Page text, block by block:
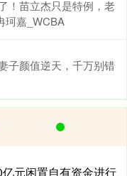
！苗立杰只是特例，老
珂嘉_WCBA
子颜值逆天，千万别错
元闲置自有资金进行